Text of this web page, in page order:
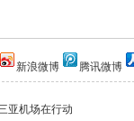
新浪微博 腾讯微博
亚机场在行动